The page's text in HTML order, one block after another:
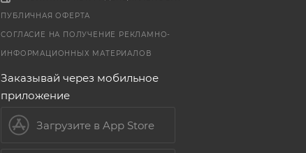
ПУБЛИЧНАЯ ОФЕРТА
СОГЛАСИЕ НА ПОЛУЧЕНИЕ РЕКЛАМНО-
ИНФОРМАЦИОННЫХ МАТЕРИАЛОВ
Заказывай через мобильное
приложение
Загрузите в App Store